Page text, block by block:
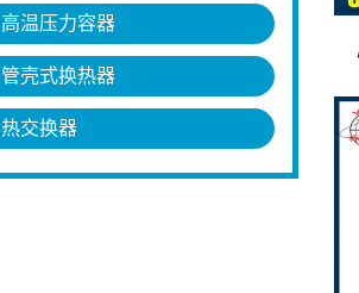
高温压力容器
管壳式换热器
热交换器